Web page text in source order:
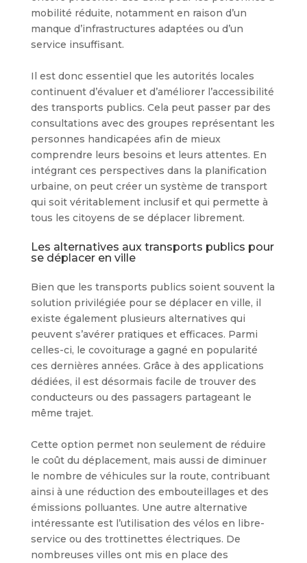
mobilité réduite, notamment en raison d’un
manque d’infrastructures adaptées ou d’un
service insuffisant.
Il est donc essentiel que les autorités locales
continuent d’évaluer et d’améliorer l’accessibilité
des transports publics. Cela peut passer par des
consultations avec des groupes représentant les
personnes handicapées afin de mieux
comprendre leurs besoins et leurs attentes. En
intégrant ces perspectives dans la planification
urbaine, on peut créer un système de transport
qui soit véritablement inclusif et qui permette à
tous les citoyens de se déplacer librement.
Les alternatives aux transports publics pour
se déplacer en ville
Bien que les transports publics soient souvent la
solution privilégiée pour se déplacer en ville, il
existe également plusieurs alternatives qui
peuvent s’avérer pratiques et efficaces. Parmi
celles-ci, le covoiturage a gagné en popularité
ces dernières années. Grâce à des applications
dédiées, il est désormais facile de trouver des
conducteurs ou des passagers partageant le
même trajet.
Cette option permet non seulement de réduire
le coût du déplacement, mais aussi de diminuer
le nombre de véhicules sur la route, contribuant
ainsi à une réduction des embouteillages et des
émissions polluantes. Une autre alternative
intéressante est l’utilisation des vélos en libre-
service ou des trottinettes électriques. De
nombreuses villes ont mis en place des